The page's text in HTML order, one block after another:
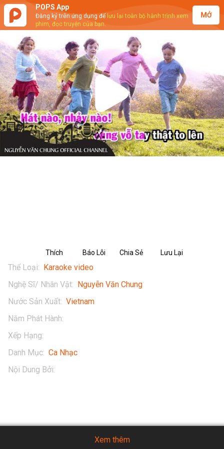
POPS App
Đăng ký trên ứng dụng để lưu lại toàn bộ hành trình xem
phim, đọc truyện của bạn.
MỞ
Play
Video
Thích Báo Lỗi Chia Sẻ Lưu Lại
Thể Loại: Karaoke video
Nghệ Sĩ/ Nhân Vật: Nguyễn Văn Chung
Nước Sản Xuất: Vietnam
Năm Phát Hành:
Xếp Hạng:
Danh Mục: Ca Nhạc
Nội Dung Bởi:
Xem thêm